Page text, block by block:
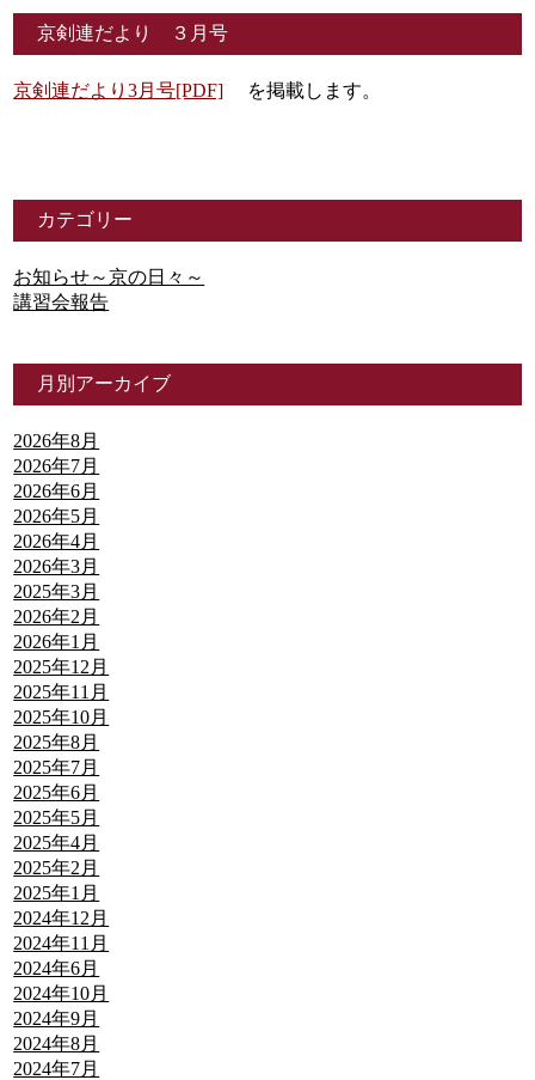
京剣連だより ３月号
京剣連だより3月号[PDF] を掲載します。
カテゴリー
お知らせ～京の日々～
講習会報告
月別アーカイブ
2026年8月
2026年7月
2026年6月
2026年5月
2026年4月
2026年3月
2025年3月
2026年2月
2026年1月
2025年12月
2025年11月
2025年10月
2025年8月
2025年7月
2025年6月
2025年5月
2025年4月
2025年2月
2025年1月
2024年12月
2024年11月
2024年6月
2024年10月
2024年9月
2024年8月
2024年7月